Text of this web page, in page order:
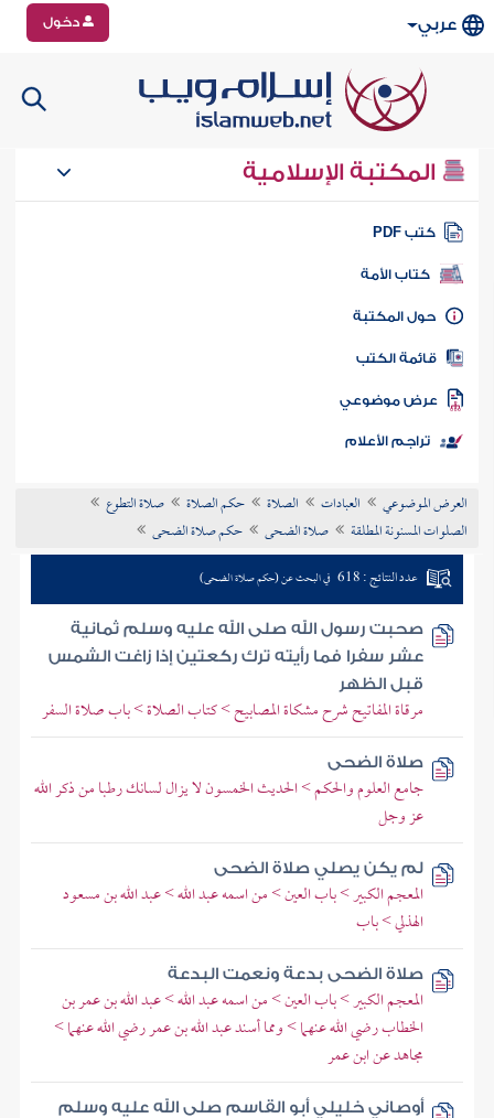
عربي دخول
المكتبة الإسلامية
كتب PDF
كتاب الأمة
المكتبة
الكتب
موضوعي
تراجم الأعلام
العرض الموضوعي العبادات الصلاة حكم الصلاة
صلاة التطوع
الصلوات المسنونة المطلقة
صلاة الضحى حكم صلاة الضحى
عدد النتائج : 618 في البحث عن (حكم صلاة الضحى)
صحبت رسول الله صلى الله عليه وسلم ثمانية
عشر سفرا فما رأيته ترك ركعتين إذا زاغت الشمس
قبل الظهر
مرقاة المفاتيح شرح مشكاة المصابيح > كتاب الصلاة > باب صلاة السفر
صلاة الضحى
جامع العلوم والحكم > الحديث الخمسون لا يزال لسانك رطبا من ذكر الله
عز وجل
لم يكن يصلي صلاة الضحى
المعجم الكبير > باب العين > من اسمه عبد الله > عبد الله بن مسعود
الهذلي > باب
صلاة الضحى بدعة ونعمت البدعة
المعجم الكبير > باب العين > من اسمه عبد الله > عبد الله بن عمر بن
الخطاب رضي الله عنهما > ومما أسند عبد الله بن عمر رضي الله عنهما >
مجاهد عن ابن عمر
أوصاني خليلي أبو القاسم صلى الله عليه وسلم